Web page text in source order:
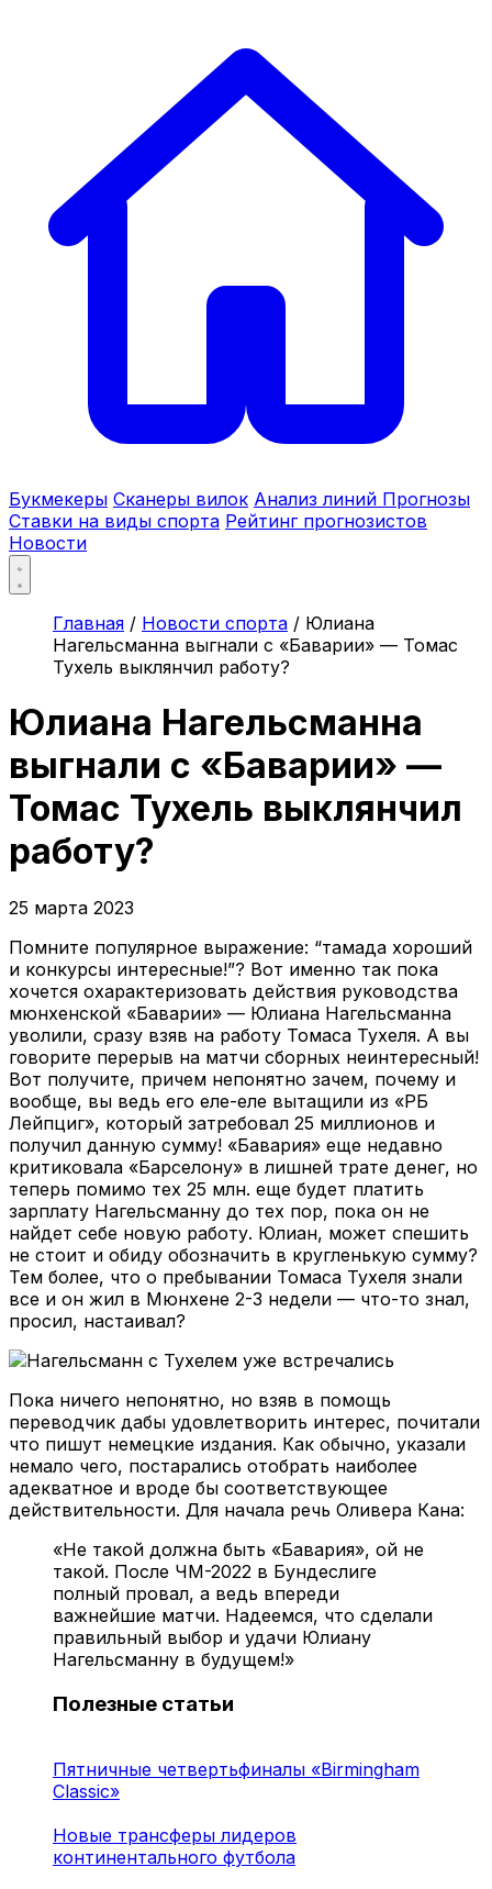
Букмекеры Сканеры вилок Анализ линий Прогнозы
Ставки на виды спорта Рейтинг прогнозистов
Новости
Главная / Новости спорта / Юлиана
Нагельсманна выгнали с «Баварии» — Томас
Тухель выклянчил работу?
Юлиана Нагельсманна
выгнали с «Баварии» —
Томас Тухель выклянчил
работу?
25 марта 2023
Помните популярное выражение: “тамада хороший
и конкурсы интересные!”? Вот именно так пока
хочется охарактеризовать действия руководства
мюнхенской «Баварии» — Юлиана Нагельсманна
уволили, сразу взяв на работу Томаса Тухеля. А вы
говорите перерыв на матчи сборных неинтересный!
Вот получите, причем непонятно зачем, почему и
вообще, вы ведь его еле-еле вытащили из «РБ
Лейпциг», который затребовал 25 миллионов и
получил данную сумму! «Бавария» еще недавно
критиковала «Барселону» в лишней трате денег, но
теперь помимо тех 25 млн. еще будет платить
зарплату Нагельсманну до тех пор, пока он не
найдет себе новую работу. Юлиан, может спешить
не стоит и обиду обозначить в кругленькую сумму?
Тем более, что о пребывании Томаса Тухеля знали
все и он жил в Мюнхене 2-3 недели — что-то знал,
просил, настаивал?
Пока ничего непонятно, но взяв в помощь
переводчик дабы удовлетворить интерес, почитали
что пишут немецкие издания. Как обычно, указали
немало чего, постарались отобрать наиболее
адекватное и вроде бы соответствующее
действительности. Для начала речь Оливера Кана:
«Не такой должна быть «Бавария», ой не
такой. После ЧМ-2022 в Бундеслиге
полный провал, а ведь впереди
важнейшие матчи. Надеемся, что сделали
правильный выбор и удачи Юлиану
Нагельсманну в будущем!»
Полезные статьи
Пятничные четвертьфиналы «Birmingham
Classic»
Новые трансферы лидеров
континентального футбола